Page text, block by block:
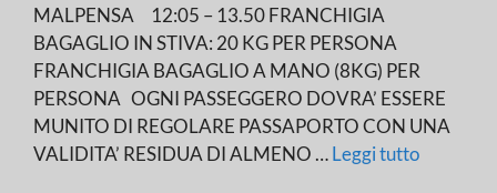
MALPENSA 12:05 – 13.50 FRANCHIGIA
BAGAGLIO IN STIVA: 20 KG PER PERSONA
FRANCHIGIA BAGAGLIO A MANO (8KG) PER
PERSONA OGNI PASSEGGERO DOVRA’ ESSERE
MUNITO DI REGOLARE PASSAPORTO CON UNA
VALIDITA’ RESIDUA DI ALMENO …Leggi tutto